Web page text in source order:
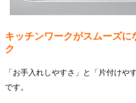
キッチンワークがスムーズに
ク
「お手入れしやすさ」と「片付けや
です。